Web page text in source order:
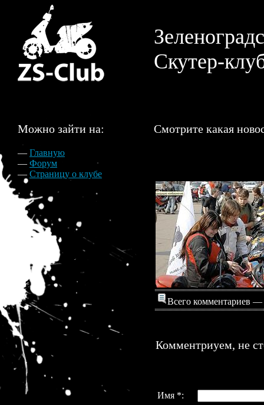
Скутер-
Можно зайти на:
— Главную
— Форум
— Страницу о клубе
Смотрите какая
Всего комментариев —
Комментриуем, не
Имя *: